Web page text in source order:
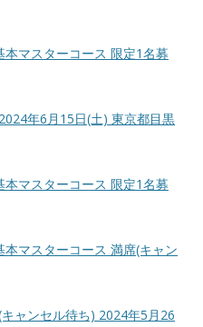
マスターコース 限定1名募
年6月15日(土) 東京都目黒
マスターコース 限定1名募
マスターコース 満席(キャン
ャンセル待ち) 2024年5月26